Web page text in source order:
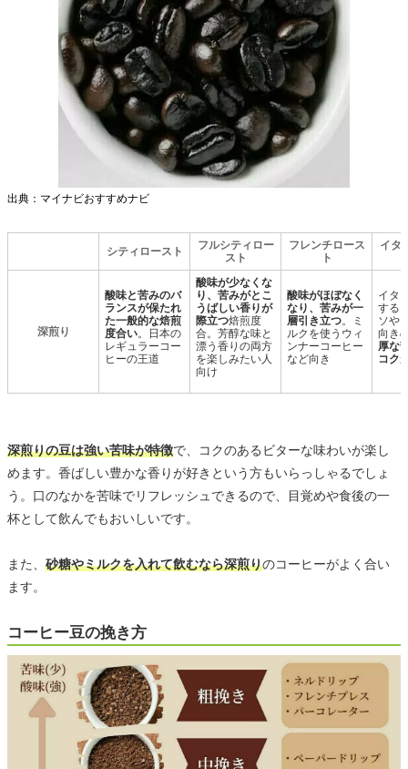
出典：マイナビおすすめナビ
シティロースト
フルシティロー
スト
フレンチロース
ト
イタ
深煎り
酸味と苦みのバ
ランスが保たれ
た一般的な焙煎
度合い。日本の
レギュラーコー
ヒーの王道
酸味が少なくな
り、苦みがとこ
うばしい香りが
際立つ焙煎度
合。芳醇な味と
漂う香りの両方
を楽しみたい人
向け
酸味がほぼなく
なり、苦みが一
層引き立つ。ミ
ルクを使うウィ
ンナーコーヒー
など向き
イタ
する
ソや
向き
厚な
コク
深煎りの豆は強い苦味が特徴で、コクのあるビターな味わいが楽し
めます。香ばしい豊かな香りが好きという方もいらっしゃるでしょ
う。口のなかを苦味でリフレッシュできるので、目覚めや食後の一
杯として飲んでもおいしいです。
また、 砂糖やミルクを入れて飲むなら深煎りのコーヒーがよく合い
ます。
コーヒー豆の挽き方